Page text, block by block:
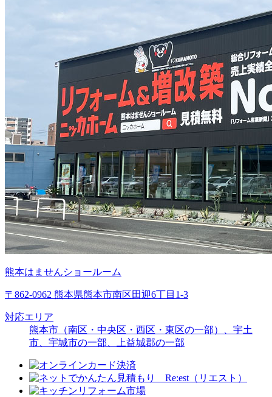
熊本はませんショールーム
〒862-0962 熊本県熊本市南区田迎6丁目1-3
対応エリア
熊本市（南区・中央区・西区・東区の一部）、宇土
市、宇城市の一部、上益城郡の一部